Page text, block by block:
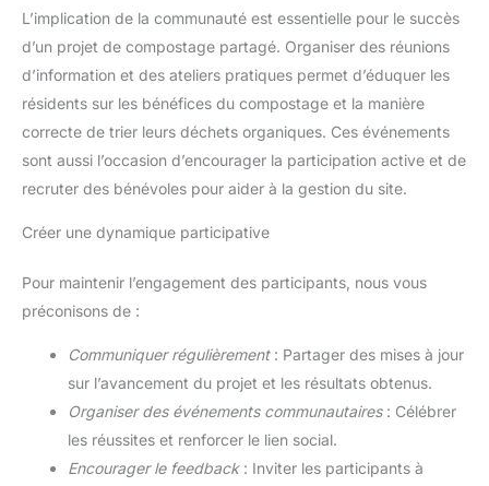
L’implication de la communauté est essentielle pour le succès
d’un projet de compostage partagé. Organiser des réunions
d’information et des ateliers pratiques permet d’éduquer les
résidents sur les bénéfices du compostage et la manière
correcte de trier leurs déchets organiques. Ces événements
sont aussi l’occasion d’encourager la participation active et de
recruter des bénévoles pour aider à la gestion du site.
Créer une dynamique participative
Pour maintenir l’engagement des participants, nous vous
préconisons de :
Communiquer régulièrement: Partager des mises à jour
sur l’avancement du projet et les résultats obtenus.
Organiser des événements communautaires: Célébrer
les réussites et renforcer le lien social.
Encourager le feedback: Inviter les participants à